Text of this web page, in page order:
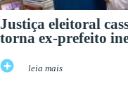
Justiça eleitoral
torna ex-prefeito
leia mais